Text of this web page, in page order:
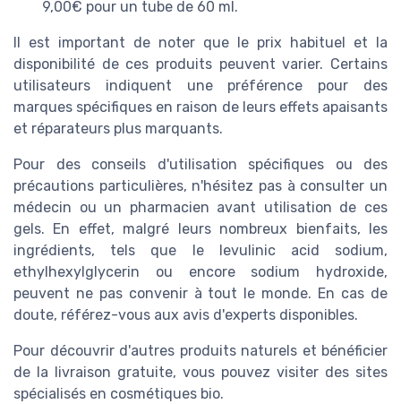
9,00€ pour un tube de 60 ml.
Il est important de noter que le prix habituel et la
disponibilité de ces produits peuvent varier. Certains
utilisateurs indiquent une préférence pour des
marques spécifiques en raison de leurs effets apaisants
et réparateurs plus marquants.
Pour des conseils d'utilisation spécifiques ou des
précautions particulières, n'hésitez pas à consulter un
médecin ou un pharmacien avant utilisation de ces
gels. En effet, malgré leurs nombreux bienfaits, les
ingrédients, tels que le levulinic acid sodium,
ethylhexylglycerin ou encore sodium hydroxide,
peuvent ne pas convenir à tout le monde. En cas de
doute, référez-vous aux avis d'experts disponibles.
Pour découvrir d'autres produits naturels et bénéficier
de la livraison gratuite, vous pouvez visiter des sites
spécialisés en cosmétiques bio.